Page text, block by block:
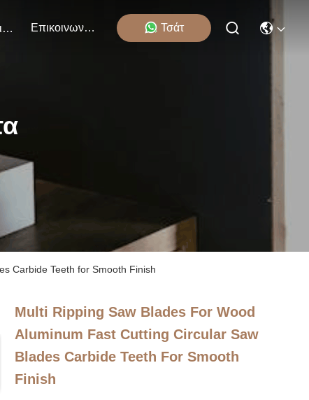
Εκδηλώσεις Επικοινωνήστε Μαζί Μας Τσάτ
Carbide Teeth for Smooth Finish
Multi Ripping Saw Blades For Wood
Aluminum Fast Cutting Circular Saw
Blades Carbide Teeth For Smooth
Finish